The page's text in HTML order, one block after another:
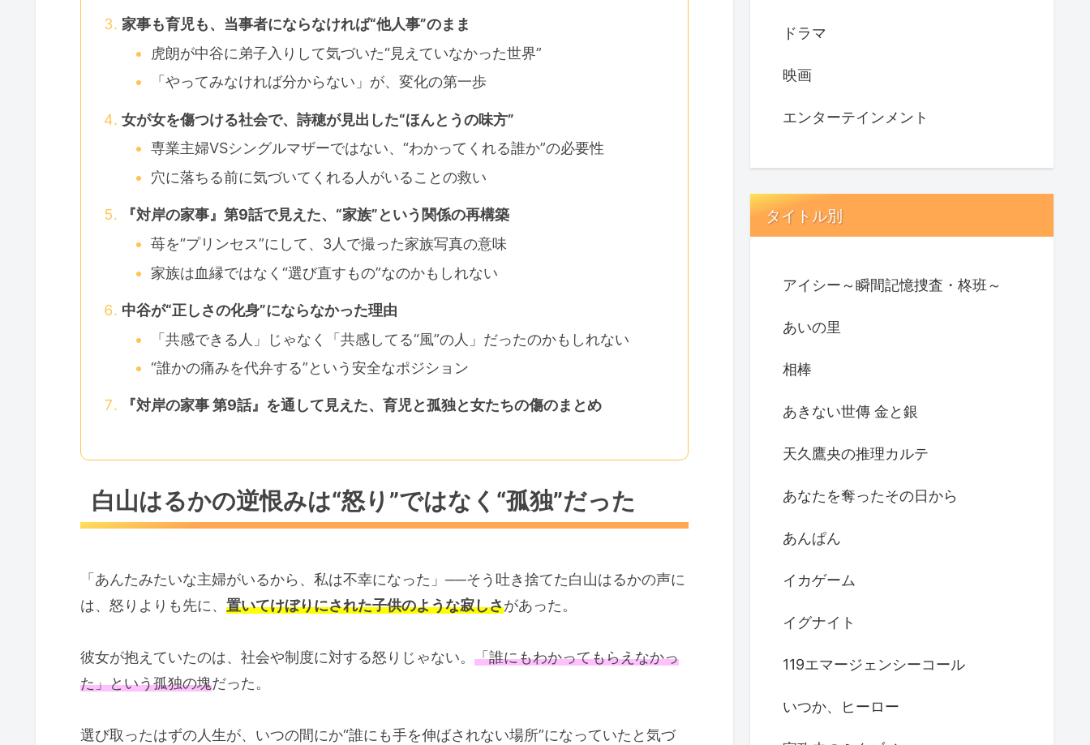
家事も育児も、当事者にならなければ“他人事”のまま
虎朗が中谷に弟子入りして気づいた“見えていなかった世界”
「やってみなければ分からない」が、変化の第一歩
女が女を傷つける社会で、詩穂が見出した“ほんとうの味方”
専業主婦VSシングルマザーではない、“わかってくれる誰か”の必要性
穴に落ちる前に気づいてくれる人がいることの救い
『対岸の家事』第9話で見えた、“家族”という関係の再構築
苺を“プリンセス”にして、3人で撮った家族写真の意味
家族は血縁ではなく“選び直すもの”なのかもしれない
中谷が“正しさの化身”にならなかった理由
「共感できる人」じゃなく「共感してる“風”の人」だったのかもしれない
“誰かの痛みを代弁する”という安全なポジション
『対岸の家事 第9話』を通して見えた、育児と孤独と女たちの傷のまとめ
白山はるかの逆恨みは“怒り”ではなく“孤独”だった
「あんたみたいな主婦がいるから、私は不幸になった」──そう吐き捨てた白山はるかの声に
は、怒りよりも先に、 置いてけぼりにされた子供のような寂しさがあった。
彼女が抱えていたのは、社会や制度に対する怒りじゃない。 「誰にもわかってもらえなかっ
た」という孤独の塊だった。
選び取ったはずの人生が、いつの間にか“誰にも手を伸ばされない場所”になっていたと気づ
ドラマ
映画
エンターテインメント
タイトル別
アイシー～瞬間記憶捜査・柊班～
あいの里
相棒
あきない世傳 金と銀
天久鷹央の推理カルテ
あなたを奪ったその日から
あんぱん
イカゲーム
イグナイト
119エマージェンシーコール
いつか、ヒーロー